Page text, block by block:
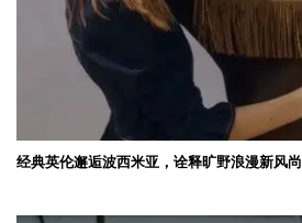
经典英伦邂逅波西米亚，诠释旷野浪漫新风尚